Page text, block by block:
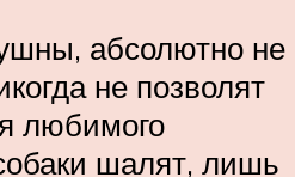
абсолютно не
не позволят
любимого
шалят, лишь